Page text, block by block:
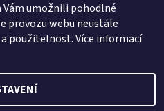
Vám umožnili pohodlné
provozu webu neustále
použitelnost. Více informací